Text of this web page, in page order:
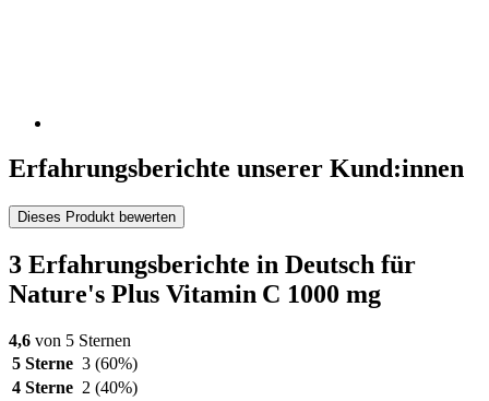
Erfahrungsberichte unserer Kund:innen
Dieses Produkt bewerten
3 Erfahrungsberichte in Deutsch für
Nature's Plus Vitamin C 1000 mg
4,6 von 5 Sternen
5 Sterne 3 (60%)
4 Sterne 2 (40%)